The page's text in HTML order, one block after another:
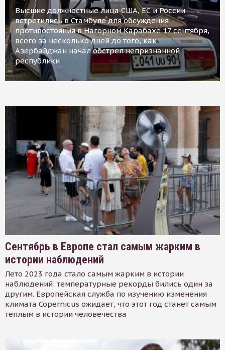
Высшие должностные лица США, ЕС и России
встретились в Стамбуле для обсуждения
противостояния в Нагорном Карабахе 17 сентября,
всего за несколько дней до того, как
Азербайджан начал обстрел непризнанной
республики
Сентябрь в Европе стал самым жарким в
истории наблюдений
Лето 2023 года стало самым жарким в истории
наблюдений: температурные рекорды бились один за
другим. Европейская служба по изучению изменения
климата Copernicus ожидает, что этот год станет самым
тёплым в истории человечества